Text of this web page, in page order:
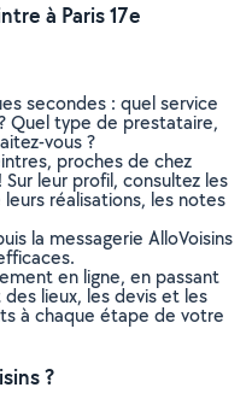
à Paris 17e
secondes : quel service
Quel type de prestataire,
vous ?
proches de chez
leur profil, consultez les
réalisations, les notes
la messagerie AlloVoisins
en ligne, en passant
lieux, les devis et les
à chaque étape de votre
?